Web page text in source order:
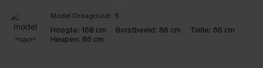
Model Draagmaat: S
Hoogte: 168 cm Borstbeeld: 86 cm Taille: 66 cm
Heupen: 86 cm